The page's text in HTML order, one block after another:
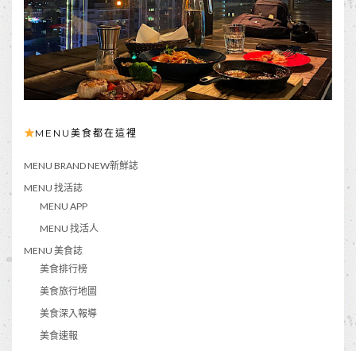
MENU美食都在這裡
MENU BRAND NEW新鮮誌
MENU 找活誌
MENU APP
MENU 找活人
MENU 美食誌
美食排行榜
美食旅行地圖
美食深入報導
美食速報